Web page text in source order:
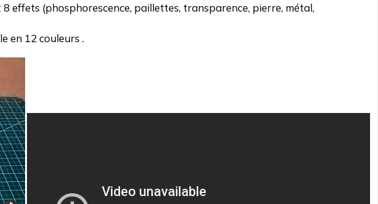
effets (phosphorescence, paillettes, transparence, pierre, métal,
en 12 couleurs .